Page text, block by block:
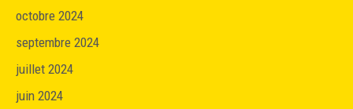
octobre 2024
septembre 2024
juillet 2024
juin 2024